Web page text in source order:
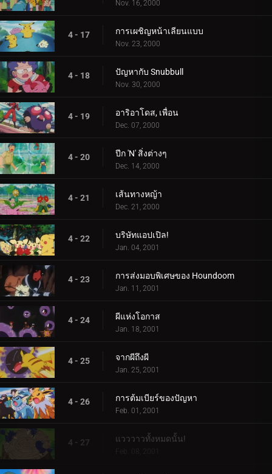
Nov. 16, 2000
4 - 17 การเผชิญหน้าเลียนแบบ
Nov. 23, 2000
4 - 18 ปัญหากับ Snubbull
Nov. 30, 2000
4 - 19 อาริอาโดส, เพื่อน
Dec. 07, 2000
4 - 20 ปีก 'N' สิ่งต่างๆ
Dec. 14, 2000
4 - 21 เส้นทางหญ้า
Dec. 21, 2000
4 - 22 บริษัทแอปเปิล!
Jan. 04, 2001
4 - 23 การส่งมอบพิเศษของ Houndoom
Jan. 11, 2001
4 - 24 ผีแห่งโอกาส
Jan. 18, 2001
4 - 25 จากผีถึงผี
Jan. 25, 2001
4 - 26 การต้มเบียร์ของปัญหา
Feb. 01, 2001
4 - 27 แวววาวทั้งหมดนั้น!
Feb. 08, 2001